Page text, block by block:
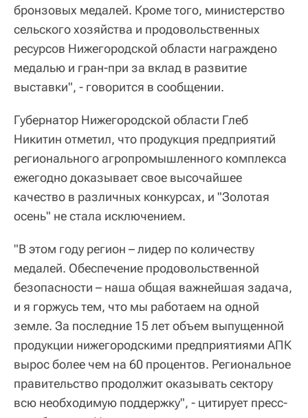
бронзовых медалей. Кроме того, министерство
сельского хозяйства и продовольственных
ресурсов Нижегородской области награждено
медалью и гран-при за вклад в развитие
выставки", - говорится в сообщении.
Губернатор Нижегородской области Глеб
Никитин отметил, что продукция предприятий
регионального агропромышленного комплекса
ежегодно доказывает свое высочайшее
качество в различных конкурсах, и "Золотая
осень" не стала исключением.
"В этом году регион – лидер по количеству
медалей. Обеспечение продовольственной
безопасности – наша общая важнейшая задача,
и я горжусь тем, что мы работаем на одной
земле. За последние 15 лет объем выпущенной
продукции нижегородскими предприятиями АПК
вырос более чем на 60 процентов. Региональное
правительство продолжит оказывать сектору
всю необходимую поддержку", - цитирует пресс-